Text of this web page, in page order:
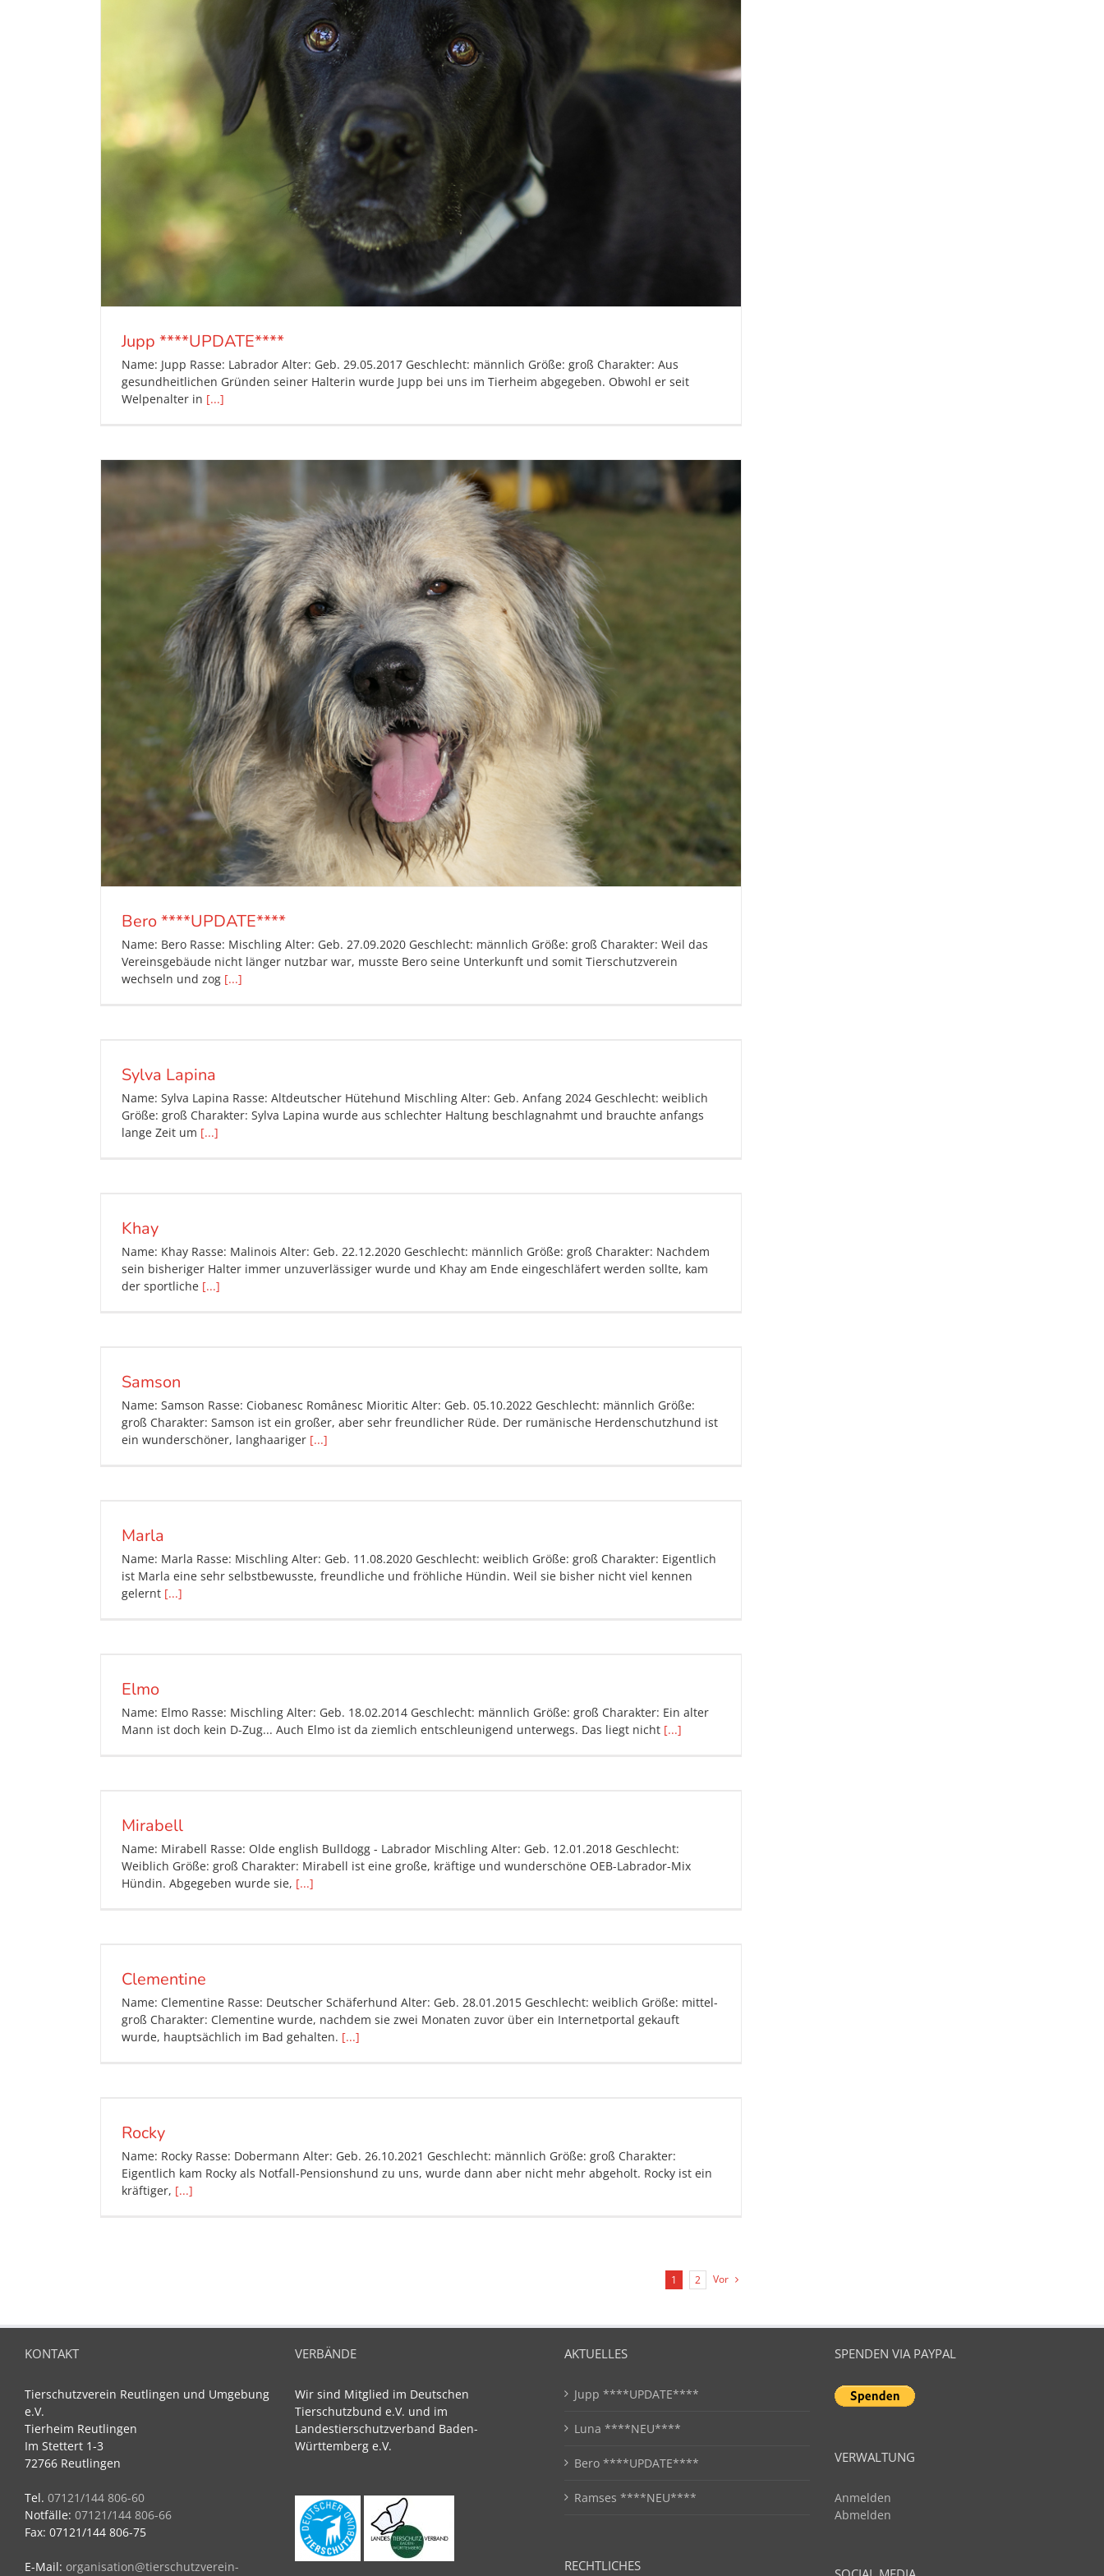
Jupp ****UPDATE****
Name: Jupp Rasse: Labrador Alter: Geb. 29.05.2017 Geschlecht: männlich Größe: groß Charakter: Aus
gesundheitlichen Gründen seiner Halterin wurde Jupp bei uns im Tierheim abgegeben. Obwohl er seit
Welpenalter in [...]
Bero ****UPDATE****
Name: Bero Rasse: Mischling Alter: Geb. 27.09.2020 Geschlecht: männlich Größe: groß Charakter: Weil das
Vereinsgebäude nicht länger nutzbar war, musste Bero seine Unterkunft und somit Tierschutzverein
wechseln und zog [...]
Sylva Lapina
Name: Sylva Lapina Rasse: Altdeutscher Hütehund Mischling Alter: Geb. Anfang 2024 Geschlecht: weiblich
Größe: groß Charakter: Sylva Lapina wurde aus schlechter Haltung beschlagnahmt und brauchte anfangs
lange Zeit um [...]
Khay
Name: Khay Rasse: Malinois Alter: Geb. 22.12.2020 Geschlecht: männlich Größe: groß Charakter: Nachdem
sein bisheriger Halter immer unzuverlässiger wurde und Khay am Ende eingeschläfert werden sollte, kam
der sportliche [...]
Samson
Name: Samson Rasse: Ciobanesc Românesc Mioritic Alter: Geb. 05.10.2022 Geschlecht: männlich Größe:
groß Charakter: Samson ist ein großer, aber sehr freundlicher Rüde. Der rumänische Herdenschutzhund ist
ein wunderschöner, langhaariger [...]
Marla
Name: Marla Rasse: Mischling Alter: Geb. 11.08.2020 Geschlecht: weiblich Größe: groß Charakter: Eigentlich
ist Marla eine sehr selbstbewusste, freundliche und fröhliche Hündin. Weil sie bisher nicht viel kennen
gelernt [...]
Elmo
Name: Elmo Rasse: Mischling Alter: Geb. 18.02.2014 Geschlecht: männlich Größe: groß Charakter: Ein alter
Mann ist doch kein D-Zug... Auch Elmo ist da ziemlich entschleunigend unterwegs. Das liegt nicht [...]
Mirabell
Name: Mirabell Rasse: Olde english Bulldogg - Labrador Mischling Alter: Geb. 12.01.2018 Geschlecht:
Weiblich Größe: groß Charakter: Mirabell ist eine große, kräftige und wunderschöne OEB-Labrador-Mix
Hündin. Abgegeben wurde sie, [...]
Clementine
Name: Clementine Rasse: Deutscher Schäferhund Alter: Geb. 28.01.2015 Geschlecht: weiblich Größe: mittel-
groß Charakter: Clementine wurde, nachdem sie zwei Monaten zuvor über ein Internetportal gekauft
wurde, hauptsächlich im Bad gehalten. [...]
Rocky
Name: Rocky Rasse: Dobermann Alter: Geb. 26.10.2021 Geschlecht: männlich Größe: groß Charakter:
Eigentlich kam Rocky als Notfall-Pensionshund zu uns, wurde dann aber nicht mehr abgeholt. Rocky ist ein
kräftiger, [...]
1 2 Vor
KONTAKT
Tierschutzverein Reutlingen und Umgebung
e.V.
Tierheim Reutlingen
Im Stettert 1-3
72766 Reutlingen
Tel. 07121/144 806-60
Notfälle: 07121/144 806-66
Fax: 07121/144 806-75
E-Mail: organisation@tierschutzverein-
VERBÄNDE
Wir sind Mitglied im Deutschen
Tierschutzbund e.V. und im
Landestierschutzverband Baden-
Württemberg e.V.
AKTUELLES
Jupp ****UPDATE****
Luna ****NEU****
Bero ****UPDATE****
Ramses ****NEU****
RECHTLICHES
SPENDEN VIA PAYPAL
VERWALTUNG
Anmelden
Abmelden